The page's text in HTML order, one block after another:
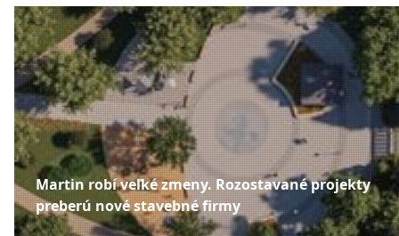
Martin robí veľké zmeny. Rozostavané projekty
preberú nové stavebné firmy